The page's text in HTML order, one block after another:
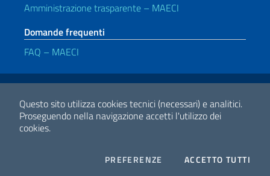
Questo sito utilizza cookies tecnici (necessari) e analitici.
Proseguendo nella navigazione accetti l'utilizzo dei
cookies.
PREFERENZE COOKIESACCETTO TUTTI
Amministrazione trasparente – MAECI
Domande frequenti
FAQ – MAECI
Link Utili